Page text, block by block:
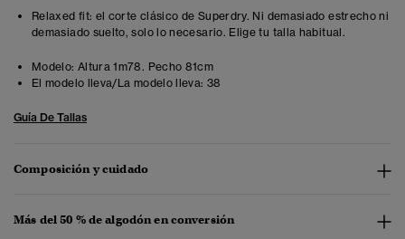
Relaxed fit: el corte clásico de Superdry. Ni demasiado estrecho ni
demasiado suelto, solo lo necesario. Elige tu talla habitual.
Modelo: Altura 1m78. Pecho 81cm
El modelo lleva/La modelo lleva: 38
Guía De Tallas
Composición y cuidado
Más del 50 % de algodón en conversión